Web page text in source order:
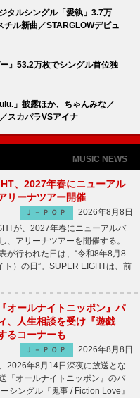
タルシングル「愛執」3.7万
ル新曲／STARGLOWデビュ
』53.2万枚でシングル首位独
」披露ほか、ちゃんみな／
スカパラVSアイナ
MUSIC NEWS
、2027年春にニューアル
リーナツアー開催
Ｊ－ＰＯＰ
2026年8月8日
が、2027年春にニューアルバ
、アリーナツアーを開催する。
が行われた日は、“令和8年8月8
ト）の日”。SUPER EIGHTは、前
オールナイトニッポン』パ
、人生相談を受け『遊戯
るコーナーも
Ｊ－ＰＯＰ
2026年8月8日
2026年8月14日深夜に放送とな
『オールナイトニッポン』のパ
ングル『鬼事 / Fiction Love』